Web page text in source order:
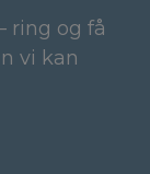
ring og få
vi kan